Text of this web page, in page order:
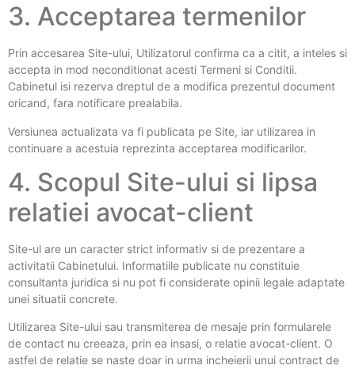
3. Acceptarea termenilor
Prin accesarea Site-ului, Utilizatorul confirma ca a citit, a inteles si
accepta in mod neconditionat acesti Termeni si Conditii.
Cabinetul isi rezerva dreptul de a modifica prezentul document
oricand, fara notificare prealabila.
Versiunea actualizata va fi publicata pe Site, iar utilizarea in
continuare a acestuia reprezinta acceptarea modificarilor.
4. Scopul Site-ului si lipsa
relatiei avocat-client
Site-ul are un caracter strict informativ si de prezentare a
activitatii Cabinetului. Informatiile publicate nu constituie
consultanta juridica si nu pot fi considerate opinii legale adaptate
unei situatii concrete.
Utilizarea Site-ului sau transmiterea de mesaje prin formularele
de contact nu creeaza, prin ea insasi, o relatie avocat-client. O
astfel de relatie se naste doar in urma incheierii unui contract de